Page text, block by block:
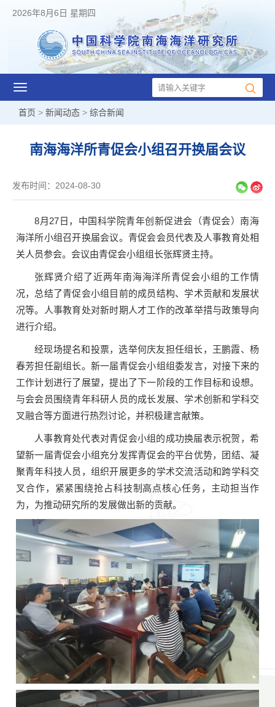
2026年8月6日 星期四
Toggle
navigation
首页 > 新闻动态 > 综合新闻
南海海洋所青促会小组召开换届会议
发布时间：2024-08-30
8月27日，中国科学院青年创新促进会（青促会）南海
海洋所小组召开换届会议。青促会会员代表及人事教育处相
关人员参会。会议由青促会小组组长张辉贤主持。
张辉贤介绍了近两年南海海洋所青促会小组的工作情
况，总结了青促会小组目前的成员结构、学术贡献和发展状
况等。人事教育处对新时期人才工作的改革举措与政策导向
进行介绍。
经现场提名和投票，选举何庆友担任组长，王鹏霞、杨
春芳担任副组长。新一届青促会小组组委发言，对接下来的
工作计划进行了展望，提出了下一阶段的工作目标和设想。
与会会员围绕青年科研人员的成长发展、学术创新和学科交
叉融合等方面进行热烈讨论，并积极建言献策。
人事教育处代表对青促会小组的成功换届表示祝贺，希
望新一届青促会小组充分发挥青促会的平台优势，团结、凝
聚青年科技人员，组织开展更多的学术交流活动和跨学科交
叉合作，紧紧围绕抢占科技制高点核心任务，主动担当作
为，为推动研究所的发展做出新的贡献。